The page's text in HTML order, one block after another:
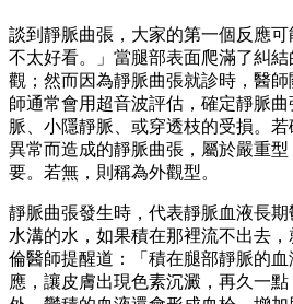
談到靜脈曲張，大家的第一個反應可
不太好看。」當腿部表面爬滿了糾
觀；然而因為靜脈曲張就診時，醫
師通常會用超音波評估，確定靜脈
脈、小隱靜脈、或穿透枝的受損。
異常而造成的靜脈曲張，屬於嚴重
要。若無，則稱為外觀型。
靜脈曲張發生時，代表靜脈血液長
水溝的水，如果積在那裡流不出去
倫醫師提醒道：「積在腿部靜脈的
應，讓皮膚出現色素沉澱，再久一